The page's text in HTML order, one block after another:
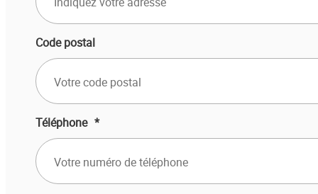
Code postal
Téléphone *